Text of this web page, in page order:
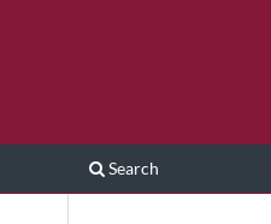
Search